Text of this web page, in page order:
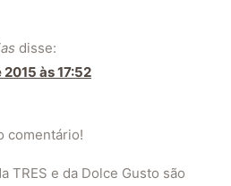
disse:
às 17:52
comentário!
TRES e da Dolce Gusto são